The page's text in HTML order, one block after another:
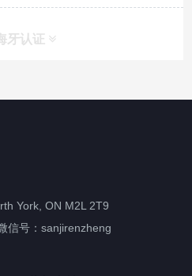
牙认证
York, ON M2L 2T9
信号：sanjirenzheng